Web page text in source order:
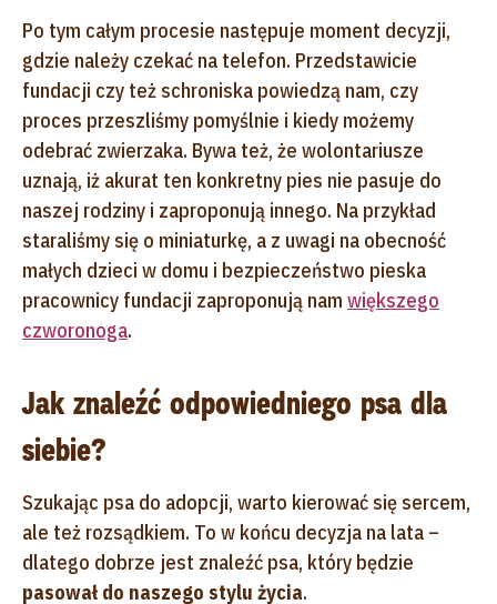
Po tym całym procesie następuje moment decyzji,
gdzie należy czekać na telefon. Przedstawicie
fundacji czy też schroniska powiedzą nam, czy
proces przeszliśmy pomyślnie i kiedy możemy
odebrać zwierzaka. Bywa też, że wolontariusze
uznają, iż akurat ten konkretny pies nie pasuje do
naszej rodziny i zaproponują innego. Na przykład
staraliśmy się o miniaturkę, a z uwagi na obecność
małych dzieci w domu i bezpieczeństwo pieska
pracownicy fundacji zaproponują nam większego
czworonoga.
Jak znaleźć odpowiedniego psa dla
siebie?
Szukając psa do adopcji, warto kierować się sercem,
ale też rozsądkiem. To w końcu decyzja na lata –
dlatego dobrze jest znaleźć psa, który będzie
pasował do naszego stylu życia.